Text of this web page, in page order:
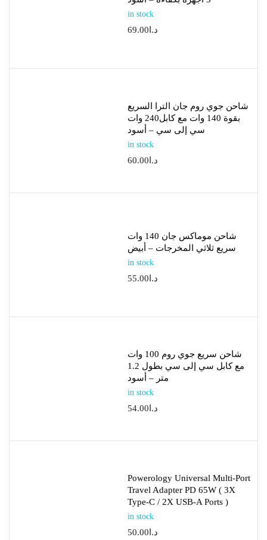
in stock
د.ا 69.00
شاحن جوي روم جان الترا السريع
بقوة 140 وات مع كابل240 وات
سي إلى سي – أسود
in stock
د.ا60.00
شاحن موماكس جان 140 وات
سريع ثلاثي المخرجات – أبيض
in stock
د.ا 55.00
شاحن سريع جوي روم 100 وات
مع كابل سي إلى سي بطول 1.2
متر – أسود
in stock
د.ا 54.00
Powerology Universal Multi-Port
Travel Adapter PD 65W ( 3X
Type-C / 2X USB-A Ports )
in stock
د.ا 50.00